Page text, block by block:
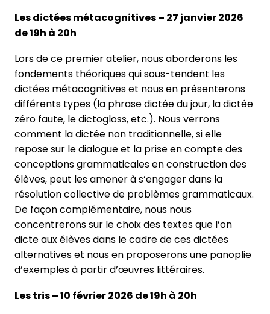
Les dictées métacognitives – 27 janvier 2026
de 19h à 20h
Lors de ce premier atelier, nous aborderons les
fondements théoriques qui sous-tendent les
dictées métacognitives et nous en présenterons
différents types (la phrase dictée du jour, la dictée
zéro faute, le dictogloss, etc.). Nous verrons
comment la dictée non traditionnelle, si elle
repose sur le dialogue et la prise en compte des
conceptions grammaticales en construction des
élèves, peut les amener à s’engager dans la
résolution collective de problèmes grammaticaux.
De façon complémentaire, nous nous
concentrerons sur le choix des textes que l’on
dicte aux élèves dans le cadre de ces dictées
alternatives et nous en proposerons une panoplie
d’exemples à partir d’œuvres littéraires.
Les tris – 10 février 2026 de 19h à 20h